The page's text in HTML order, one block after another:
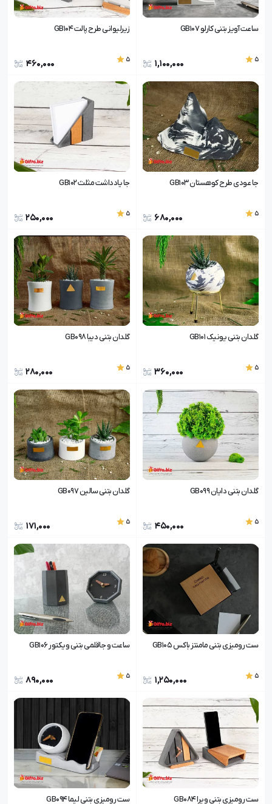
ساعت آویز بتنی کارلو GB107
5
1,100,000
زیرلیوانی طرح پالت GB104
5
460,000
جا عودی طرح کوهستان GB103
5
680,000
جا یادداشت مثلث GB102
5
250,000
گلدان بتنی یونیک GB101
5
360,000
گلدان بتنی دیبا GB098
5
280,000
گلدان بتنی دایان GB099
5
450,000
گلدان بتنی سالین GB097
5
171,000
ست رومیزی بتنی مامنتز باکس GB105
5
1,250,000
ساعت و جاقلمی بتنی ویکتور GB106
5
890,000
ست رومیزی بتنی ویرا GB084 ست رومیزی بتنی لیما GB094